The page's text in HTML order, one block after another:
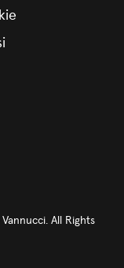
All Rights